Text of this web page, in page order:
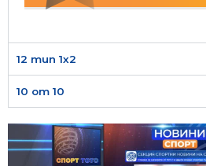
12 тип 1х2
10 от 10